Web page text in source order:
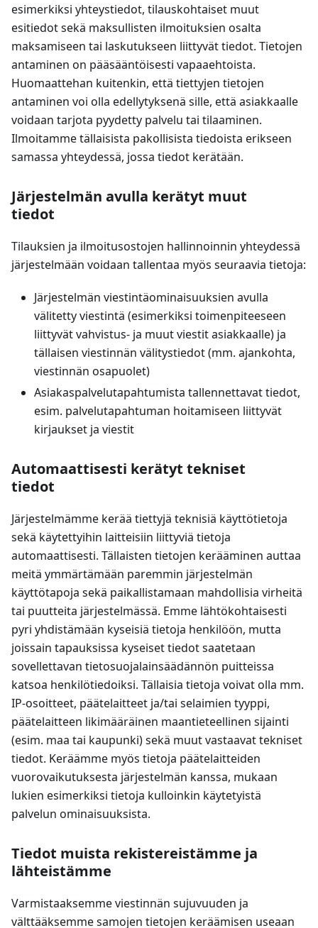
esimerkiksi yhteystiedot, tilauskohtaiset muut
esitiedot sekä maksullisten ilmoituksien osalta
maksamiseen tai laskutukseen liittyvät tiedot. Tietojen
antaminen on pääsääntöisesti vapaaehtoista.
Huomaattehan kuitenkin, että tiettyjen tietojen
antaminen voi olla edellytyksenä sille, että asiakkaalle
voidaan tarjota pyydetty palvelu tai tilaaminen.
Ilmoitamme tällaisista pakollisista tiedoista erikseen
samassa yhteydessä, jossa tiedot kerätään.
Järjestelmän avulla kerätyt muut
tiedot
Tilauksien ja ilmoitusostojen hallinnoinnin yhteydessä
järjestelmään voidaan tallentaa myös seuraavia tietoja:
Järjestelmän viestintäominaisuuksien avulla
välitetty viestintä (esimerkiksi toimenpiteeseen
liittyvät vahvistus- ja muut viestit asiakkaalle) ja
tällaisen viestinnän välitystiedot (mm. ajankohta,
viestinnän osapuolet)
Asiakaspalvelutapahtumista tallennettavat tiedot,
esim. palvelutapahtuman hoitamiseen liittyvät
kirjaukset ja viestit
Automaattisesti kerätyt tekniset
tiedot
Järjestelmämme kerää tiettyjä teknisiä käyttötietoja
sekä käytettyihin laitteisiin liittyviä tietoja
automaattisesti. Tällaisten tietojen kerääminen auttaa
meitä ymmärtämään paremmin järjestelmän
käyttötapoja sekä paikallistamaan mahdollisia virheitä
tai puutteita järjestelmässä. Emme lähtökohtaisesti
pyri yhdistämään kyseisiä tietoja henkilöön, mutta
joissain tapauksissa kyseiset tiedot saatetaan
sovellettavan tietosuojalainsäädännön puitteissa
katsoa henkilötiedoiksi. Tällaisia tietoja voivat olla mm.
IP-osoitteet, päätelaitteet ja/tai selaimien tyyppi,
päätelaitteen likimääräinen maantieteellinen sijainti
(esim. maa tai kaupunki) sekä muut vastaavat tekniset
tiedot. Keräämme myös tietoja päätelaitteiden
vuorovaikutuksesta järjestelmän kanssa, mukaan
lukien esimerkiksi tietoja kulloinkin käytetyistä
palvelun ominaisuuksista.
Tiedot muista rekistereistämme ja
lähteistämme
Varmistaaksemme viestinnän sujuvuuden ja
välttääksemme samojen tietojen keräämisen useaan